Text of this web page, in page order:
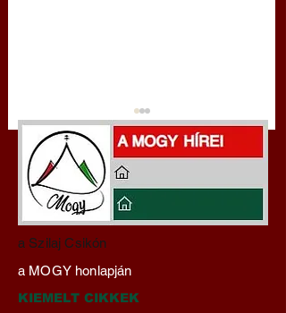
Darai Lajos:
Naplóbölcsességeim
(2021)
a Szilaj Csikón
a MOGY honlapján
KIEMELT CIKKEK